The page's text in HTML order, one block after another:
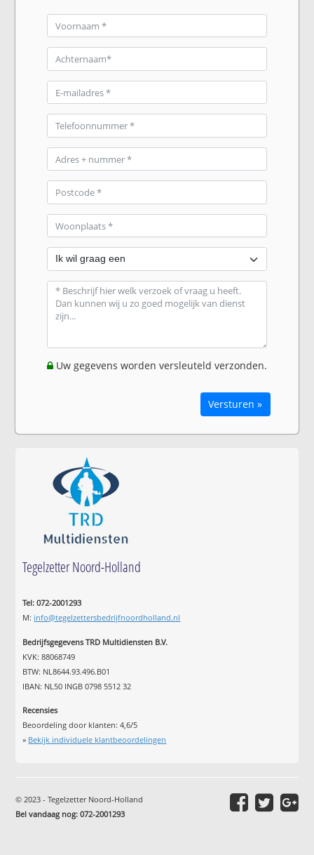
Uw gegevens worden versleuteld verzonden.
Versturen »
Tegelzetter Noord-Holland
Tel: 072-2001293
M: info@tegelzettersbedrijfnoordholland.nl
Bedrijfsgegevens TRD Multidiensten B.V.
KVK: 88068749
BTW: NL8644.93.496.B01
IBAN: NL50 INGB 0798 5512 32
Recensies
Beoordeling door klanten:4,6/5
» Bekijk individuele klantbeoordelingen
© 2023 - Tegelzetter Noord-Holland
Bel vandaag nog: 072-2001293